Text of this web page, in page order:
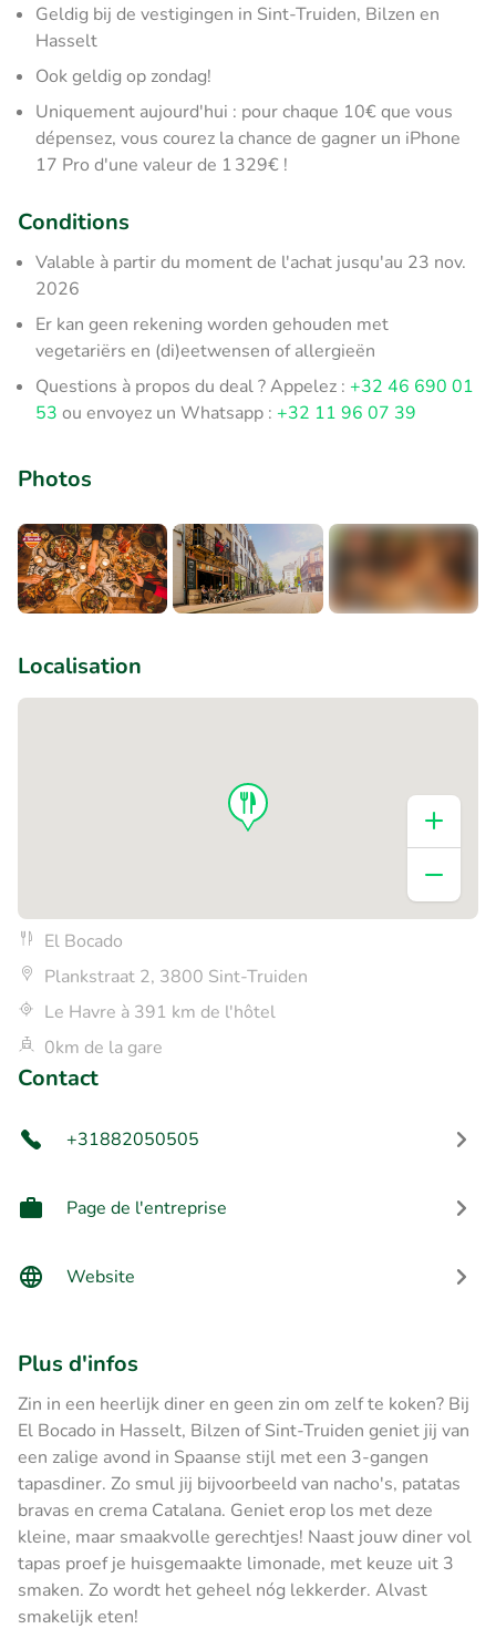
Geldig bij de vestigingen in Sint-Truiden, Bilzen en
Hasselt
Ook geldig op zondag!
Uniquement aujourd'hui : pour chaque 10€ que vous
dépensez, vous courez la chance de gagner un iPhone
17 Pro d'une valeur de 1 329€ !
Conditions
Valable à partir du moment de l'achat jusqu'au 23 nov.
2026
Er kan geen rekening worden gehouden met
vegetariërs en (di)eetwensen of allergieën
Questions à propos du deal ? Appelez : +32 46 690 01
53 ou envoyez un Whatsapp : +32 11 96 07 39
Photos
Localisation
El Bocado
Plankstraat 2, 3800 Sint-Truiden
Le Havre à 391 km de l'hôtel
0km de la gare
Contact
+31882050505
Page de l'entreprise
Website
Plus d'infos
Zin in een heerlijk diner en geen zin om zelf te koken? Bij
El Bocado in Hasselt, Bilzen of Sint-Truiden geniet jij van
een zalige avond in Spaanse stijl met een 3-gangen
tapasdiner. Zo smul jij bijvoorbeeld van nacho's, patatas
bravas en crema Catalana. Geniet erop los met deze
kleine, maar smaakvolle gerechtjes! Naast jouw diner vol
tapas proef je huisgemaakte limonade, met keuze uit 3
smaken. Zo wordt het geheel nóg lekkerder. Alvast
smakelijk eten!